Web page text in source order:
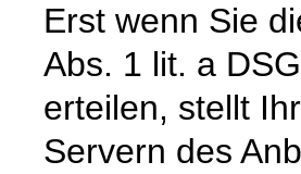
Erst wenn Sie
Abs. 1 lit. a
erteilen, stellt
Servern des